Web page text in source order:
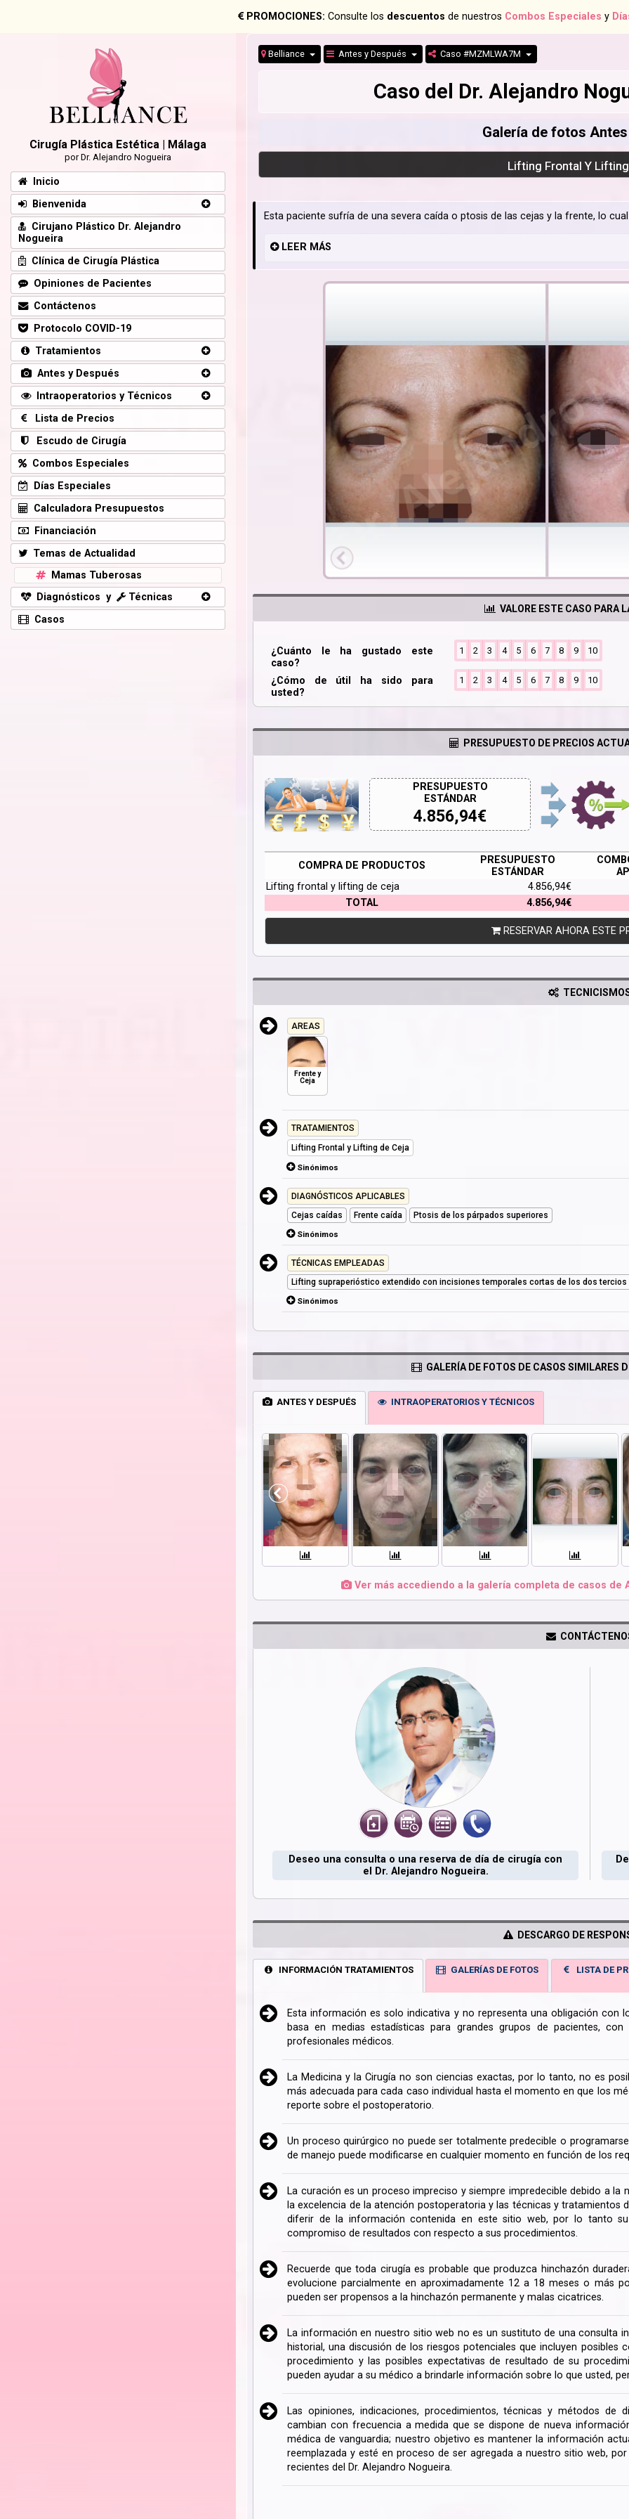
PROMOCIONES: Consulte los descuentos de nuestros Combos Especiales y
Belliance Antes y Después Caso #MZMLWA7M
Caso del Dr. Alejandro
Galería de fotos
Lifting Frontal Y
Esta paciente sufría de una severa caída o ptosis de las cejas y la frente, lo
LEER MÁS
VALORE ESTE CASO PARA
¿Cuánto le ha gustado este
caso?
1 2 3 4 5 6 7 8 9 10
¿Cómo de útil ha sido para
usted?
1 2 3 4 5 6 7 8 9 10
PRESUPUESTO DE PRECIOS
PRESUPUESTO
ESTÁNDAR
4.856,94€
COMPRA DE PRODUCTOS
PRESUPUESTO
ESTÁNDAR
Lifting frontal y lifting de ceja
4.856,94€
TOTAL
4.856,94€
RESERVAR AHORA ESTE
AREAS
Frente y
Ceja
TRATAMIENTOS
Lifting Frontal y Lifting de Ceja
Sinónimos
DIAGNÓSTICOS APLICABLES
Cejas caídas
Frente caída
Ptosis de los párpados superiores
Sinónimos
TÉCNICAS EMPLEADAS
Lifting supraperióstico extendido con incisiones temporales cortas de los dos
Sinónimos
GALERÍA DE FOTOS DE CASOS SIMILARES
ANTES Y DESPUÉS INTRAOPERATORIOS Y TÉCNICOS
Ver más accediendo a la galería completa de casos de
Deseo una consulta o una reserva de día de cirugía con
el Dr. Alejandro Nogueira.
DESCARGO DE
INFORMACIÓN TRATAMIENTOS GALERÍAS DE FOTOS LISTA DE
Esta información es solo indicativa y no representa una obligación con
basa en medias estadísticas para grandes grupos de pacientes,
profesionales médicos.
La Medicina y la Cirugía no son ciencias exactas, por lo tanto, no es
más adecuada para cada caso individual hasta el momento en que los
reporte sobre el postoperatorio.
Un proceso quirúrgico no puede ser totalmente predecible o
de manejo puede modificarse en cualquier momento en función de los
La curación es un proceso impreciso y siempre impredecible debido a
la excelencia de la atención postoperatoria y las técnicas y
diferir de la información contenida en este sitio web, por lo tanto
compromiso de resultados con respecto a sus procedimientos.
Recuerde que toda cirugía es probable que produzca hinchazón
evolucione parcialmente en aproximadamente 12 a 18 meses o más
pueden ser propensos a la hinchazón permanente y malas cicatrices.
La información en nuestro sitio web no es un sustituto de una consulta
historial, una discusión de los riesgos potenciales que incluyen
procedimiento y las posibles expectativas de resultado de su
pueden ayudar a su médico a brindarle información sobre lo que usted,
Las opiniones, indicaciones, procedimientos, técnicas y métodos de
cambian con frecuencia a medida que se dispone de nueva
médica de vanguardia; nuestro objetivo es mantener la información
reemplazada y esté en proceso de ser agregada a nuestro sitio web,
recientes del Dr. Alejandro Nogueira.
Cirugía Plástica Estética | Málaga
por Dr. Alejandro Nogueira
Inicio
Bienvenida
Cirujano Plástico Dr. Alejandro
Nogueira
Clínica de Cirugía Plástica
Opiniones de Pacientes
Contáctenos
Protocolo COVID-19
Tratamientos
Antes y Después
Intraoperatorios y Técnicos
Lista de Precios
Escudo de Cirugía
Combos Especiales
Días Especiales
Calculadora Presupuestos
Financiación
Temas de Actualidad
Mamas Tuberosas
Diagnósticos y
Técnicas
Casos